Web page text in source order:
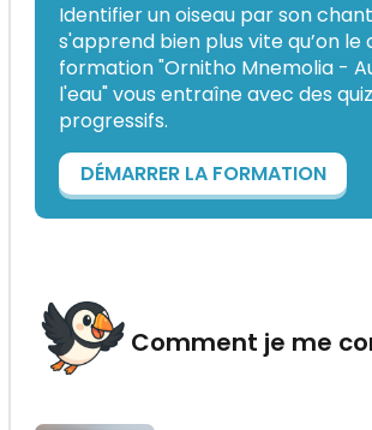
Identifier un oiseau par son
s'apprend bien plus vite qu’on le
formation "Ornitho Mnemolia -
l'eau" vous entraîne avec des
progressifs.
DÉMARRER LA FORMATION
Comment je me